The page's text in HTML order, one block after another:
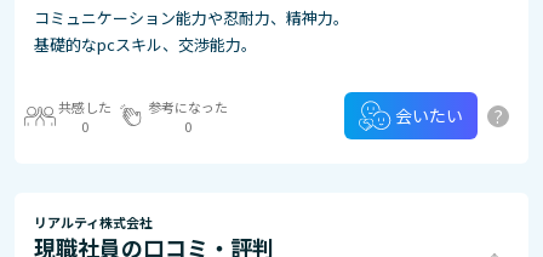
コミュニケーション能力や忍耐力、精神力。
基礎的なpcスキル、交渉能力。
共感した
0
参考になった
0
会いたい ?
リアルティ株式会社
現職社員の口コミ・評判